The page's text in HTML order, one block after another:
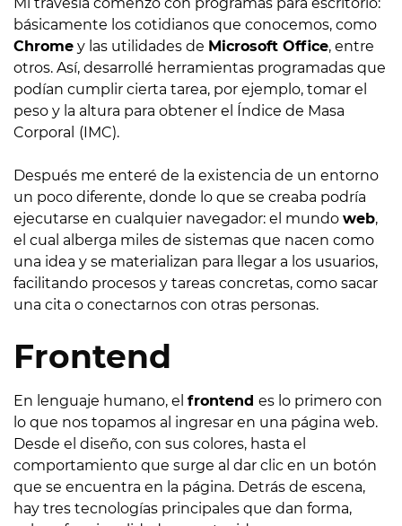
básicamente los cotidianos que conocemos, como
Chrome y las utilidades de Microsoft Office, entre
otros. Así, desarrollé herramientas programadas que
podían cumplir cierta tarea, por ejemplo, tomar el
peso y la altura para obtener el Índice de Masa
Corporal (IMC).
Después me enteré de la existencia de un entorno
un poco diferente, donde lo que se creaba podría
ejecutarse en cualquier navegador: el mundo web,
el cual alberga miles de sistemas que nacen como
una idea y se materializan para llegar a los usuarios,
facilitando procesos y tareas concretas, como sacar
una cita o conectarnos con otras personas.
Frontend
En lenguaje humano, el frontend es lo primero con
lo que nos topamos al ingresar en una página web.
Desde el diseño, con sus colores, hasta el
comportamiento que surge al dar clic en un botón
que se encuentra en la página. Detrás de escena,
hay tres tecnologías principales que dan forma,